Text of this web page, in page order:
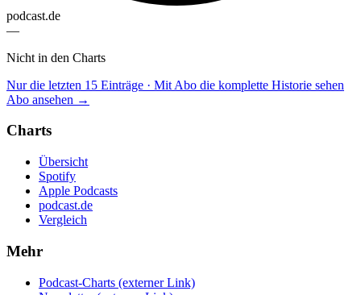
podcast.de
—
Nicht in den Charts
Nur die letzten 15 Einträge · Mit Abo die komplette Historie sehen
Abo ansehen →
Charts
Übersicht
Spotify
Apple Podcasts
podcast.de
Vergleich
Mehr
Podcast-Charts (externer Link)